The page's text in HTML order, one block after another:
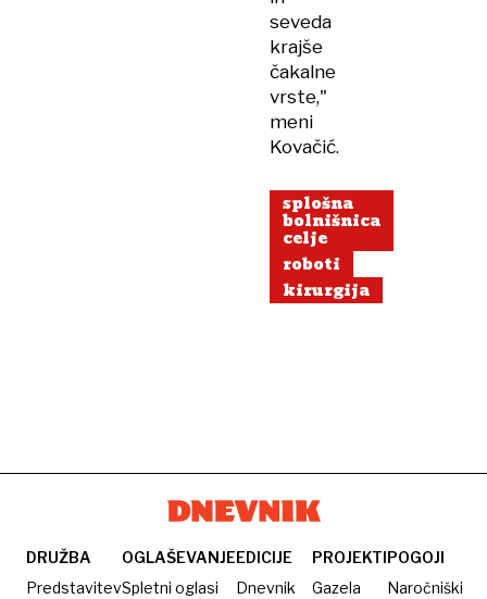
seveda
krajše
čakalne
vrste,"
meni
Kovačić.
splošna
bolnišnica
celje
roboti
kirurgija
DRUŽBA
Predstavitev
OGLAŠEVANJE
Spletni oglasi
EDICIJE
Dnevnik
PROJEKTI
Gazela
POGOJI
Naročniški